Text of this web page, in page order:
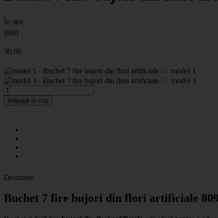
În stoc
8091
30.00
model 1
model 3
Adaugă în coș
Descriere
Buchet 7 fire bujori din flori artificiale